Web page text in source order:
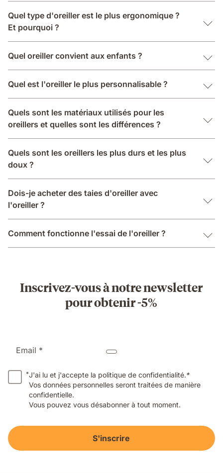
Quel type d'oreiller est le plus ergonomique ?
Et pourquoi ?
Quel oreiller convient aux enfants ?
Quel est l'oreiller le plus personnalisable ?
Quels sont les matériaux utilisés pour les
oreillers et quelles sont les différences ?
Quels sont les oreillers les plus durs et les plus
doux ?
Dois-je acheter des taies d'oreiller avec
l'oreiller ?
Comment fonctionne l'essai de l'oreiller ?
Inscrivez-vous à notre newsletter
pour obtenir -5%
Email *
*J'ai lu et j'accepte la politique de confidentialité.*
Vos données personnelles seront traitées de manière
confidentielle.
Vous pouvez vous désabonner à tout moment.
S'inscrire